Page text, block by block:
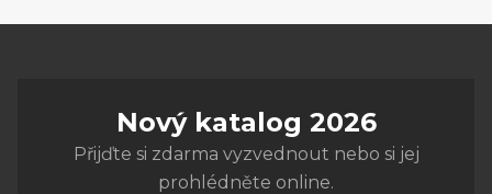
Nový katalog 2026
Přijďte si zdarma vyzvednout nebo si jej
prohlédněte online.